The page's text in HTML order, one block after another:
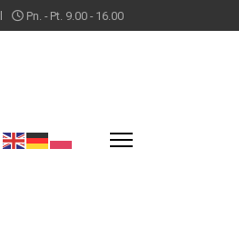
Pn. - Pt. 9.00 - 16.00